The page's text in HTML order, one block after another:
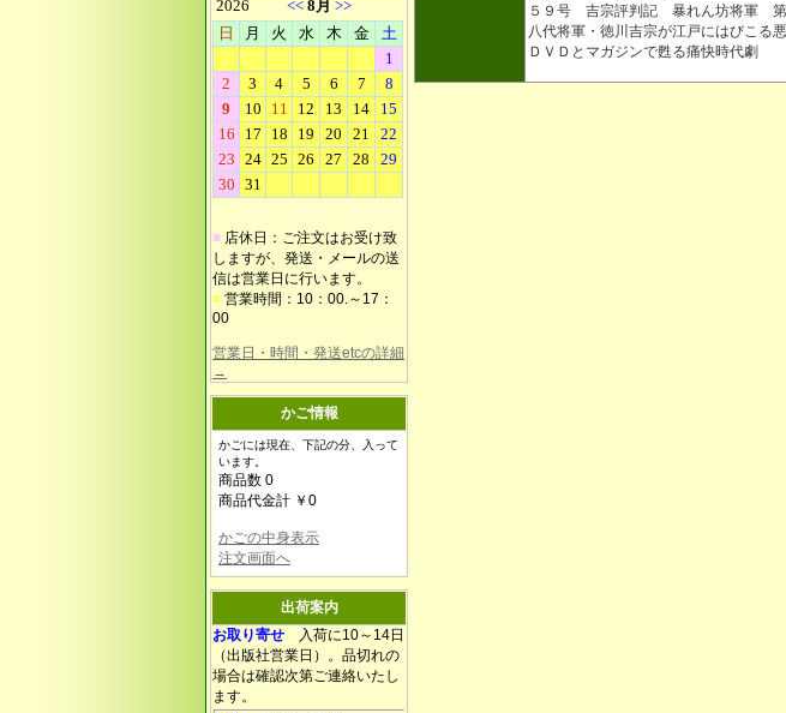
■ 店休日：ご注文はお受け致
しますが、発送・メールの送
信は営業日に行います。
■ 営業時間：10：00.～17：
00
営業日・時間・発送etcの詳細
→
かご情報
かごには現在、下記の分、入って
います。
商品数 0
商品代金計 ￥0
かごの中身表示
注文画面へ
出荷案内
お取り寄せ 入荷に10～14日
（出版社営業日）。品切れの
場合は確認次第ご連絡いたし
ます。
５９号 吉宗評判記 暴れん坊将軍 第
八代将軍・徳川吉宗が江戸にはびこる
ＤＶＤとマガジンで甦る痛快時代劇